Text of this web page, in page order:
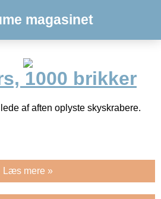
magasinet
1000 brikker
af aften oplyste skyskrabere.
Læs mere »